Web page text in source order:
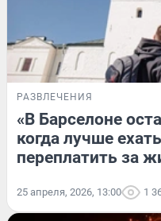
РАЗВЛЕЧЕНИЯ
«В Барселоне
когда лучше
переплатить за
25 апреля, 2026, 13:00 1